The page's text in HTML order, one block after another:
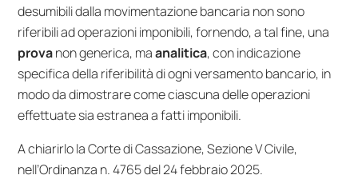
desumibili dalla movimentazione bancaria non sono
riferibili ad operazioni imponibili, fornendo, a tal fine, una
provanon generica, maanalitica, con indicazione
specifica della riferibilità di ogni versamento bancario, in
modo da dimostrare come ciascuna delle operazioni
effettuate sia estranea a fatti imponibili.
A chiarirlo la Corte di Cassazione, Sezione V Civile,
nell’Ordinanza n. 4765 del 24 febbraio 2025.